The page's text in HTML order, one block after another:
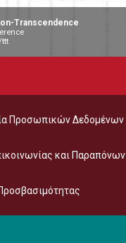
Transcendence
ttt
Προσωπικών Δεδομένων
και Παραπόνων